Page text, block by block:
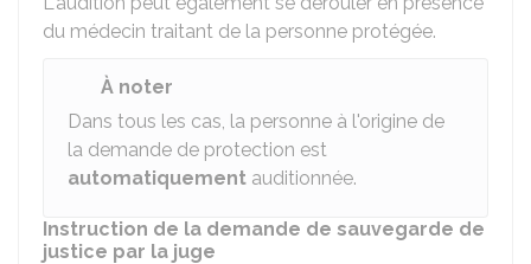
du médecin traitant de la personne protégée.
À noter
Dans tous les cas, la personne à l'origine de
la demande de protection est
automatiquement auditionnée.
Instruction de la demande de sauvegarde de
justice par la juge